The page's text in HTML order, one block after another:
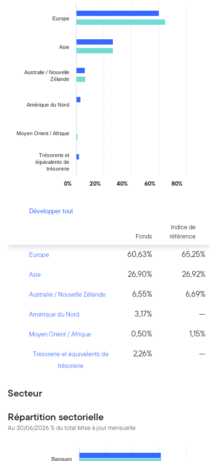
Bar chart with 2 data series.
The chart has 1 X axis displaying categories.
The chart has 1 Y axis displaying values. Data ranges from
Europe
Asie
Australie / Nouvelle
Zélande
Amérique du Nord
Moyen Orient / Afrique
Trésorerie et
équivalents de
trésorerie
0% 20% 40% 60% 80%
Développer tout
Fonds
Indice de
référence
Europe
60,63% 65,25%
Asie 26,90% 26,92%
Australie / Nouvelle Zélande 6,55% 6,69%
Amérique du Nord 3,17% —
Moyen Orient / Afrique 0,50% 1,15%
Trésorerie et équivalents de
trésorerie
2,26% —
Secteur
Répartition sectorielle
Au 30/06/2026 % du total Mise à jour mensuelle
Banques